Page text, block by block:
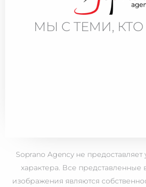
МЫ С ТЕМИ, КТО
Soprano Agency не
характера. Все представленные
изображения являются